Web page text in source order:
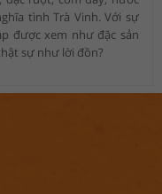
tình Trà Vinh. Với sự
được xem như đặc sản
sự như lời đồn?